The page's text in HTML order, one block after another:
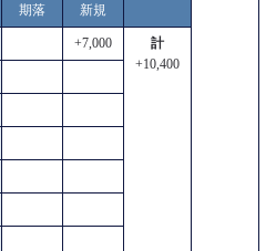
期落 新規
+7,000
計
+10,400